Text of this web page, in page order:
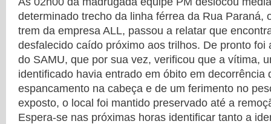
determinado trecho da linha férrea da Rua Paraná,
trem da empresa ALL, passou a relatar que
desfalecido caído próximo aos trilhos. De pronto foi
do SAMU, que por sua vez, verificou que a vítima,
identificado havia entrado em óbito em decorrência
espancamento na cabeça e de um ferimento no
exposto, o local foi mantido preservado até a
Espera-se nas próximas horas identificar tanto a